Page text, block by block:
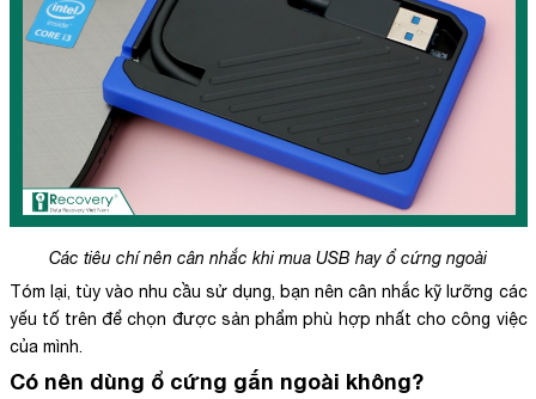
Các tiêu chí nên cân nhắc khi mua USB hay ổ cứng ngoài
Tóm lại, tùy vào nhu cầu sử dụng, bạn nên cân nhắc kỹ lưỡng các
yếu tố trên để chọn được sản phẩm phù hợp nhất cho công việc
của mình.
Có nên dùng ổ cứng gắn ngoài không?